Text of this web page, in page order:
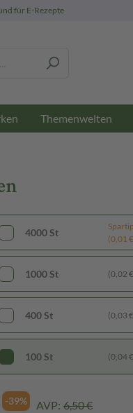
für E-Rezepte
Themenwelten
4000 St
(0,01
1000 St (0,02
400 St (0,03
100 St (0,04
-39% AVP: 6,50 €